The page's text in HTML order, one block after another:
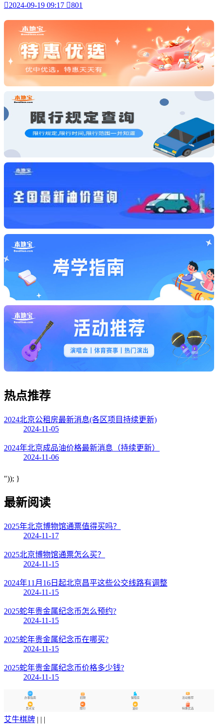
2024-09-19 09:17 801
热点推荐
2024北京公租房最新消息(各区项目持续更新)
2024-11-05
2024年北京成品油价格最新消息（持续更新）
2024-11-06
")); }
最新阅读
2025年北京博物馆通票值得买吗？
2024-11-17
2025北京博物馆通票怎么买？
2024-11-15
2024年11月16日起北京昌平这些公交线路有调整
2024-11-15
2025蛇年贵金属纪念币怎么预约?
2024-11-15
2025蛇年贵金属纪念币在哪买?
2024-11-15
2025蛇年贵金属纪念币价格多少钱?
2024-11-15
办事指南 招聘 保障房 活动推荐
景点宝 限行 油价 特惠优选
艾牛棋牌 | | |